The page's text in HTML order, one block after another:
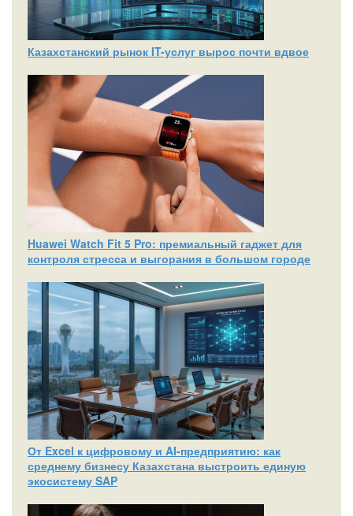
Казахстанский рынок IT-услуг вырос почти вдвое
Huawei Watch Fit 5 Pro: премиальный гаджет для
контроля стресса и выгорания в большом городе
От Excel к цифровому и AI‑предприятию: как
среднему бизнесу Казахстана выстроить единую
экосистему SAP